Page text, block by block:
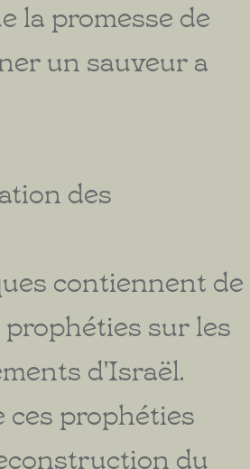
la promesse de
un sauveur a
des
contiennent de
sur les
d'Israël.
ces prophéties
du